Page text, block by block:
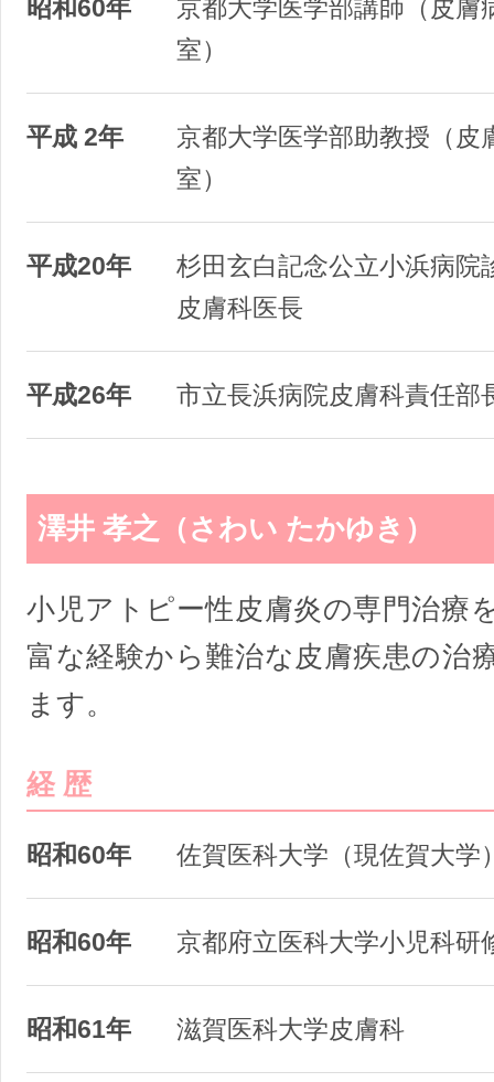
昭和60年
京都大学医学部講師（皮膚
室）
平成 2年
京都大学医学部助教授（皮
室）
平成20年
杉田玄白記念公立小浜病院
皮膚科医長
平成26年 市立長浜病院皮膚科責任部
澤井 孝之（さわい たかゆき）
小児アトピー性皮膚炎の専門治療
富な経験から難治な皮膚疾患の治
ます。
経 歴
昭和60年 佐賀医科大学（現佐賀大学
昭和60年 京都府立医科大学小児科研
昭和61年 滋賀医科大学皮膚科